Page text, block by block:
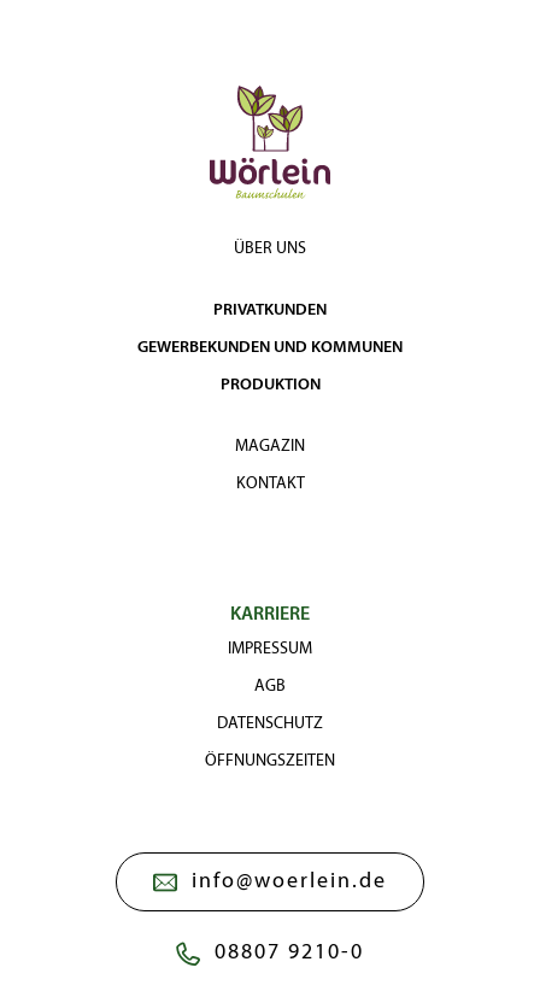
ÜBER UNS
PRIVATKUNDEN
GEWERBEKUNDEN UND KOMMUNEN
PRODUKTION
MAGAZIN
KONTAKT
KARRIERE
IMPRESSUM
AGB
DATENSCHUTZ
ÖFFNUNGSZEITEN
info@woerlein.de
08807 9210-0